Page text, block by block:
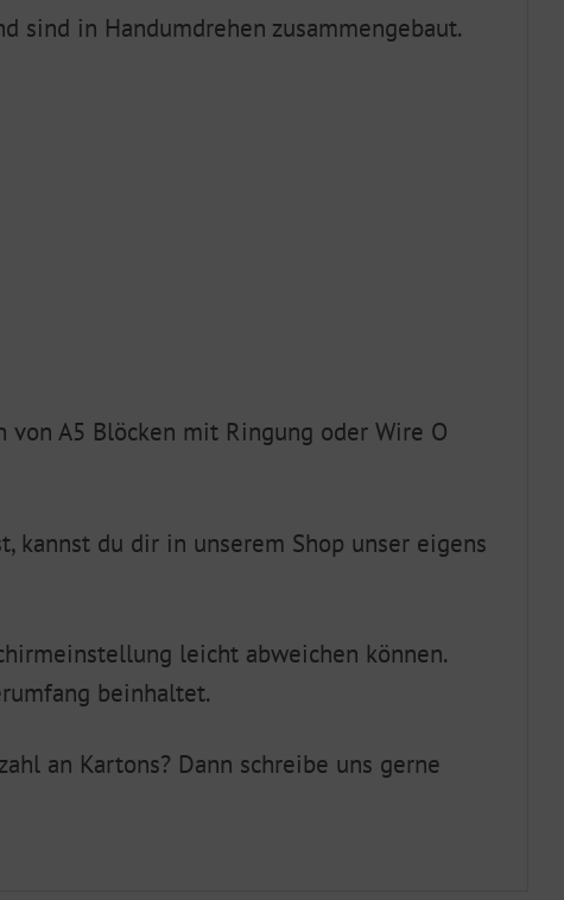
sind in Handumdrehen zusammengebaut.
von A5 Blöcken mit Ringung oder Wire O
kannst du dir in unserem Shop unser eigens
leicht abweichen können.
beinhaltet.
an Kartons? Dann schreibe uns gerne